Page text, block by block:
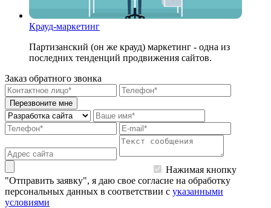
Крауд-маркетинг
Партизанский (он же крауд) маркетинг - одна из
последних тенденций продвижения сайтов.
Заказ обратного звонка
Перезвоните мне
Нажимая кнопку
"Отправить заявку", я даю свое согласие на обработку
персональных данных в соответствии с указанными
условиями